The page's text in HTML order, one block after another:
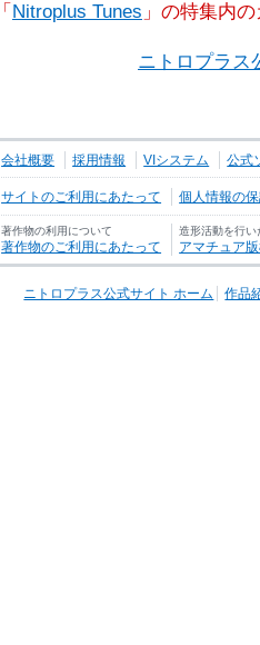
「 Nitroplus Tunes 」の特集内
ニトロプラス
会社概要 採用情報 VIシステム 公式
サイトのご利用にあたって 個人情報の
著作物の利用について
著作物のご利用にあたって
造形活動を行い
アマチュア
ニトロプラス公式サイト ホーム 作品